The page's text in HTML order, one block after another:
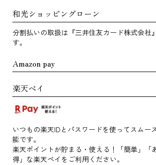
和光ショッピングローン
分割払いの取扱は『三井住友カード株式会社
す。
Amazon pay
楽天ペイ
いつもの楽天IDとパスワードを使ってスムー
能です。
楽天ポイントが貯まる・使える！「簡単」「
得」な楽天ペイをご利用ください。